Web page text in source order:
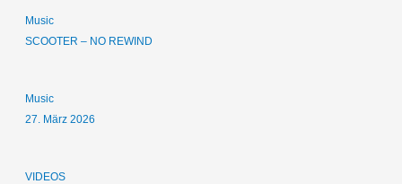
Music
SCOOTER – NO REWIND
Music
27. März 2026
VIDEOS